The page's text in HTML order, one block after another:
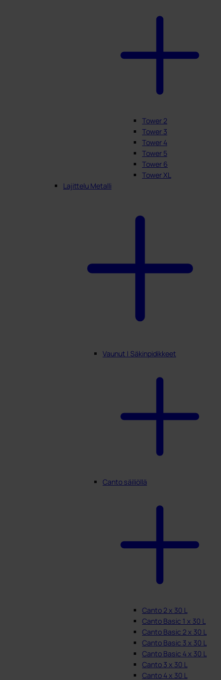
Tower 2
Tower 3
Tower 4
Tower 5
Tower 6
Tower XL
Lajittelu Metalli
Vaunut | Säkinpidikkeet
Canto säiliöllä
Canto 2 x 30 L
Canto Basic 1 x 30 L
Canto Basic 2 x 30 L
Canto Basic 3 x 30 L
Canto Basic 4 x 30 L
Canto 3 x 30 L
Canto 4 x 30 L